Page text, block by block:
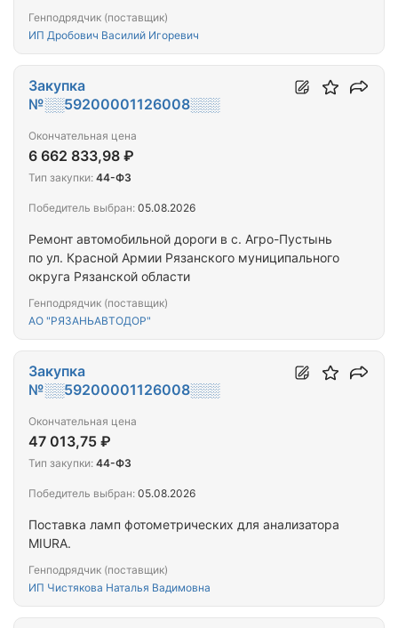
Генподрядчик (поставщик)
ИП Дробович Василий Игоревич
Ремонт автомобильной дороги в с. Агро-Пустынь
по ул. Красной Армии Рязанского муниципального
округа Рязанской области
Генподрядчик (поставщик)
АО "РЯЗАНЬАВТОДОР"
Закупка
№░░59200001126008░░░
Окончательная цена
6 662 833,98 ₽
Тип закупки: 44-ФЗ
Победитель выбран: 05.08.2026
Поставка ламп фотометрических для анализатора
MIURA.
Генподрядчик (поставщик)
ИП Чистякова Наталья Вадимовна
Закупка
№░░59200001126008░░░
Окончательная цена
47 013,75 ₽
Тип закупки: 44-ФЗ
Победитель выбран: 05.08.2026